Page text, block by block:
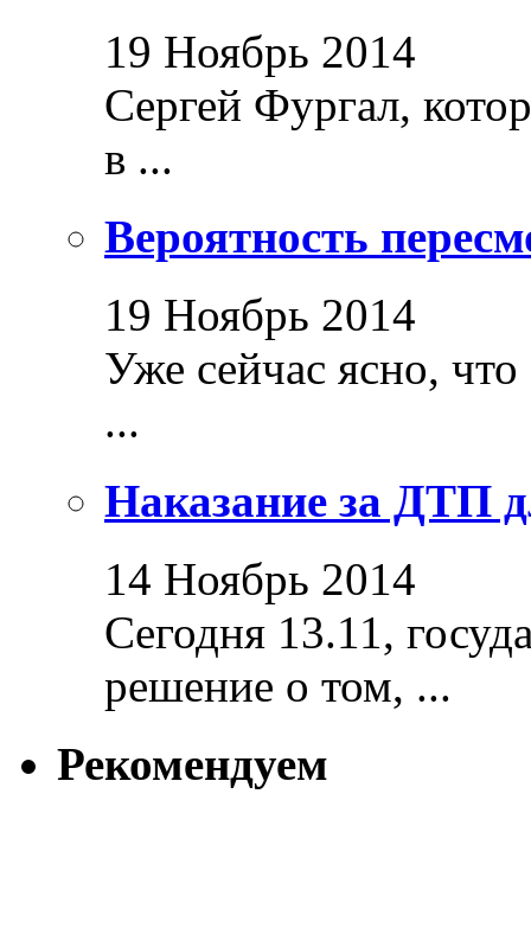
19 Ноябрь 2014
Сергей Фургал,
в ...
Вероятность
19 Ноябрь 2014
Уже сейчас ясно,
...
Наказание за ДТП
14 Ноябрь 2014
Сегодня 13.11,
решение о том, ...
Рекомендуем